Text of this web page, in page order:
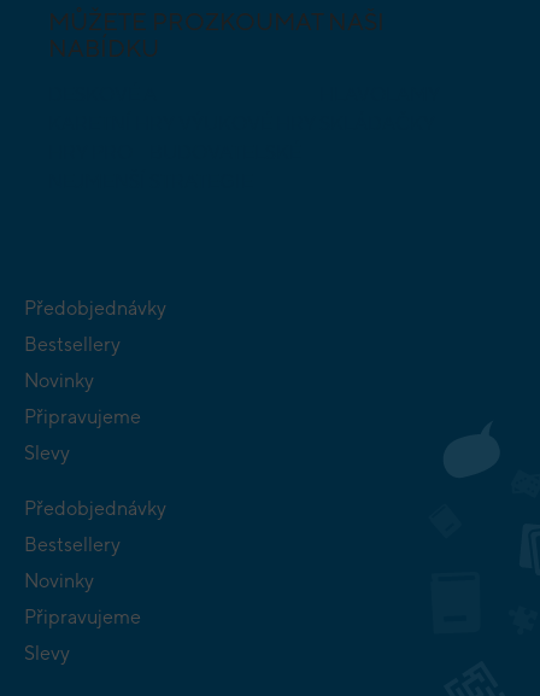
MŮŽETE PROZKOUMAT NAŠI
NABÍDKU
Předobjednávky
Bestsellery
Novinky
Připravujeme
Slevy
Předobjednávky
Bestsellery
Novinky
Připravujeme
Slevy